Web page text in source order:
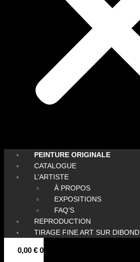
PEINTURE ORIGINALE
CATALOGUE
L’ARTISTE
À PROPOS
EXPOSITIONS
FAQ’S
REPRODUCTION
TIRAGE FINE ART SUR DIBOND
0,00 € 0